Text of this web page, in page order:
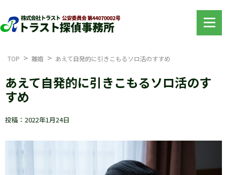
TOP 離婚 あえて自発的に引きこもるソロ活のすすめ
あえて自発的に引きこもるソロ活のす
すめ
投稿：2022年1月24日